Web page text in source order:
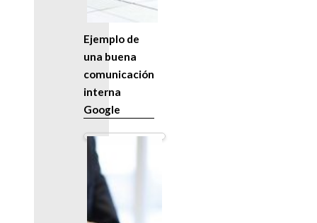
Ejemplo de
una buena
comunicación
interna
Google